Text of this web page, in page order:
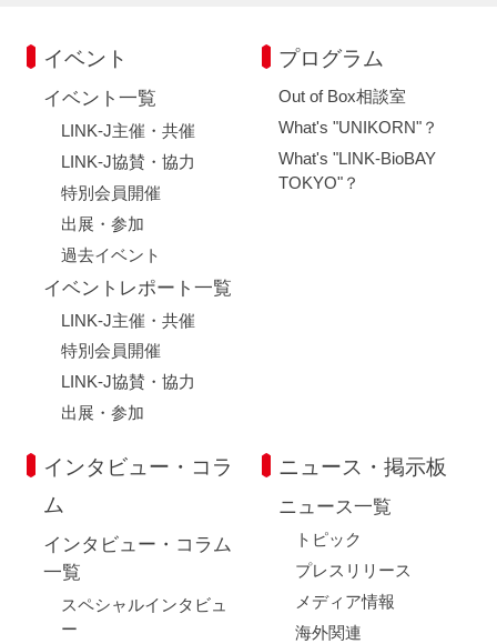
イベント
イベント一覧
LINK-J主催・共催
LINK-J協賛・協力
特別会員開催
出展・参加
過去イベント
イベントレポート一覧
LINK-J主催・共催
特別会員開催
LINK-J協賛・協力
出展・参加
プログラム
Out of Box相談室
What's "UNIKORN"？
What's "LINK-BioBAY
TOKYO"？
インタビュー・コラ
ム
インタビュー・コラム
一覧
スペシャルインタビュ
ー
ニュース・掲示板
ニュース一覧
トピック
プレスリリース
メディア情報
海外関連